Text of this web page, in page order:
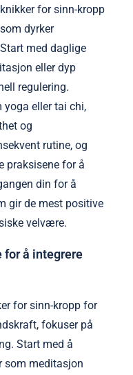
for sinn-kropp
dyrker
med daglige
eller dyp
regulering.
yoga eller tai chi,
og
rutine, og
praksisene for å
din for å
gir de mest positive
velvære.
for å integrere
for sinn-kropp for
fokuser på
Start med å
som meditasjon